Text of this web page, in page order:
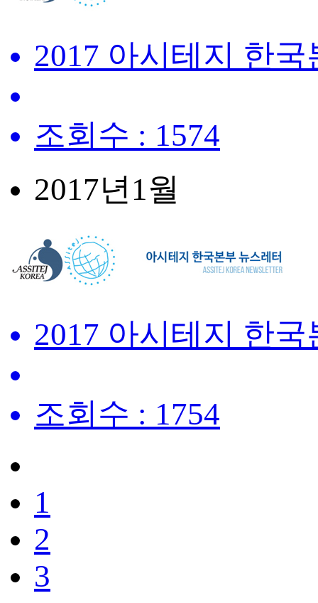
2017 아시테지 한
조회수 : 1574
2017년 1월
2017 아시테지 한
조회수 : 1754
1
2
3